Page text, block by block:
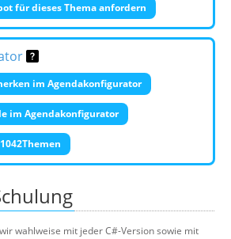
für dieses Thema anfordern
im Agendakonfigurator
im Agendakonfigurator
wahlweise mit jeder C#-Version sowie mit